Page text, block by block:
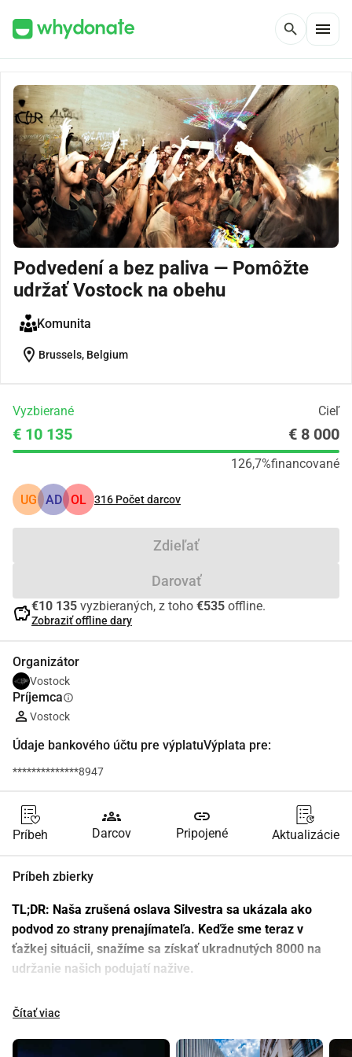
search menu
Podvedení a bez paliva — Pomôžte
udržať Vostock na obehu
Komunita
location_on Brussels, Belgium
Vyzbierané Cieľ
€ 10 135 € 8 000
126,7%financované
UG AD OL 316 Počet darcov
Zdieľať
Darovať
savings€10 135 vyzbieraných, z toho €535 offline.
Zobraziť offline dary
Organizátor
Vostock
Príjemcainfo
Vostock
Údaje bankového účtu pre výplatuVýplata pre:
**************8947
Príbeh
groups
Darcov
link
Pripojené Aktualizácie
Príbeh zbierky
TL;DR: Naša zrušená oslava Silvestra sa ukázala ako
podvod zo strany prenajímateľa. Keďže sme teraz v
ťažkej situácii, snažíme sa získať ukradnutých 8000 na
udržanie našich podujatí nažive.
8 hodín pred otvorením dverí bola naša oslava Silvestra v
povolením na poslednú chvíľu, sa ukázalo ako podvod.
Čítať viac